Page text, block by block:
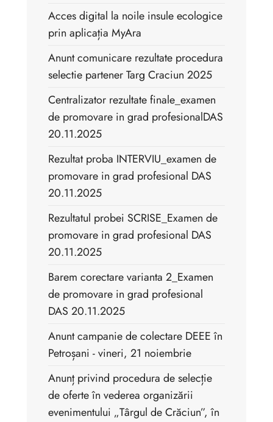
Acces digital la noile insule ecologice
prin aplicația MyAra
Anunt comunicare rezultate procedura
selectie partener Targ Craciun 2025
Centralizator rezultate finale_examen
de promovare in grad profesionalDAS
20.11.2025
Rezultat proba INTERVIU_examen de
promovare in grad profesional DAS
20.11.2025
Rezultatul probei SCRISE_Examen de
promovare in grad profesional DAS
20.11.2025
Barem corectare varianta 2_Examen
de promovare in grad profesional
DAS 20.11.2025
Anunt campanie de colectare DEEE în
Petroșani - vineri, 21 noiembrie
Anunț privind procedura de selecție
de oferte în vederea organizării
evenimentului „Târgul de Crăciun”, în